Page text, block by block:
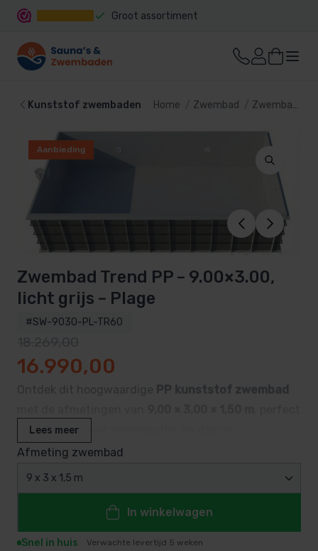
Groot assortiment
Kunststof zwembaden Home Zwembad Zwembaden
Aanbieding
Zwembad Trend PP – 9.00×3.00,
licht grijs – Plage
#SW-9030-PL-TR60
16.990,00
Ontdek dit hoogwaardige
PP kunststof zwembad
voor tuinen waar zwemplezier en design
samenkomen. Het robuuste polypropyleen (PP) met
onderhoudsbehoefte .
Lees meer
Afmeting zwembad
9 x 3 x 1,5 m
In winkelwagen
Snel in huis Verwachte levertijd 5 weken